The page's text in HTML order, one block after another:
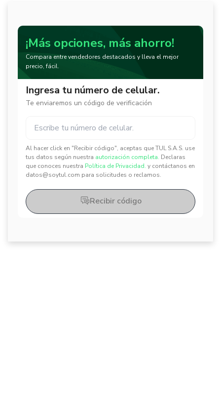
¡Más opciones, más ahorro!
Compara entre vendedores destacados y lleva el mejor
precio, fácil.
Ingresa tu número de celular.
Te enviaremos un código de verificación
Al hacer click en "Recibir código", aceptas que TUL S.A.S. use
tus datos según nuestra autorización completa. Declaras
que conoces nuestra Política de Privacidad. y contáctanos en
datos@soytul.com para solicitudes o reclamos.
Recibir código